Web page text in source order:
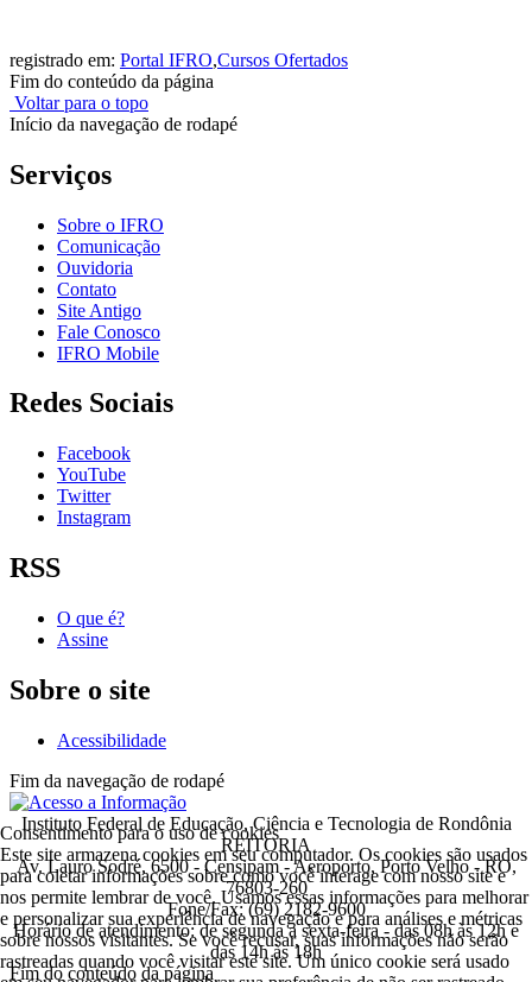
registrado em: Portal IFRO,Cursos Ofertados
Fim do conteúdo da página
Voltar para o topo
Início da navegação de rodapé
Serviços
Sobre o IFRO
Comunicação
Ouvidoria
Contato
Site Antigo
Fale Conosco
IFRO Mobile
Redes Sociais
Facebook
YouTube
Twitter
Instagram
RSS
O que é?
Assine
Sobre o site
Acessibilidade
Fim da navegação de rodapé
Instituto Federal de Educação, Ciência e Tecnologia de Rondônia
REITORIA
Av. Lauro Sodré, 6500 - Censipam - Aeroporto, Porto Velho - RO,
76803-260
Fone/Fax: (69) 2182-9600
Horário de atendimento: de segunda a sexta-feira - das 08h às 12h e
das 14h às 18h
Fim do conteúdo da página
Consentimento para o uso de cookies
Este site armazena cookies em seu computador. Os cookies são usados
para coletar informações sobre como você interage com nosso site e
nos permite lembrar de você. Usamos essas informações para melhorar
e personalizar sua experiência de navegação e para análises e métricas
sobre nossos visitantes. Se você recusar, suas informações não serão
rastreadas quando você visitar este site. Um único cookie será usado